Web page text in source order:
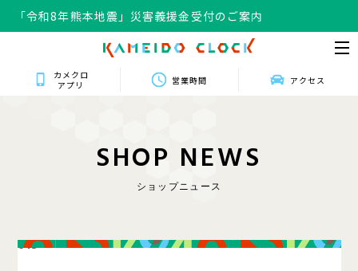
「令和8年熊本地震」災害義援金受付のご案内
カメクロ
アプリ
営業時間 アクセス
SHOP NEWS
ショップニュース
013